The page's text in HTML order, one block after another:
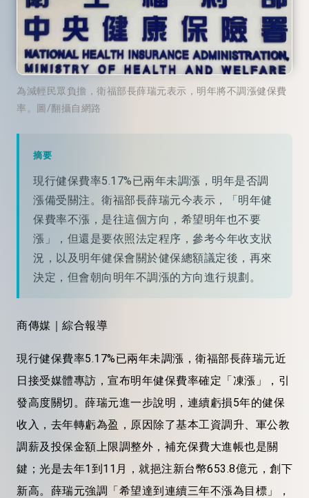
為減輕民眾負擔，衛福部長薛瑞元表示，明年將不調漲健保費
率。圖/翻攝自網路
摘要
現行健保費率5.17%已兩年未調漲，明年是否調
漲備受關注。衛福部長薛瑞元今表示，「明年健
保費率不漲，是往這個方向，希望明年也不要
漲」，但還是要依照法定程序，參考今年收支狀
況，以及明年健保會關於健保總額議定後，再來
決定，但會朝向明年不調漲的方向進行規劃。
商傳媒｜綜合報導
現行健保費率5.17%已兩年未調漲，衛福部長薛瑞元近
日接受媒體專訪，宣布明年健保費率確定「凍漲」，引
發高度關切。薛瑞元進一步說明，連續虧損5年的健保
收入，去年轉虧為盈，原因除了基本工資調升、軍公教
調薪及投保金額上限調整外，補充保費大進帳也是關
鍵；光是去年1到11月，就挹注新台幣653.8億元，創下
新高。薛瑞元強調「希望達到連續三年不漲為目標」，